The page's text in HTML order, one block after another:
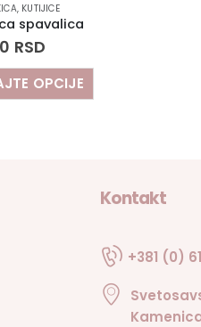
, KUTIJICE
spavalica
RSD
OPCIJE
Kontakt
+381 (0)